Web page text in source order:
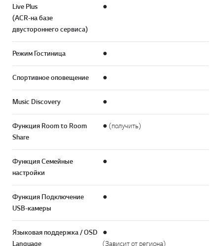
Live Plus
(ACR-на базе
двустороннего сервиса)
●
Режим Гостиница ●
Спортивное оповещение ●
Music Discovery ●
Функция Room to Room
Share
● (получить)
Функция Семейные
настройки
●
Функция Подключение
USB-камеры
●
Языковая поддержка / OSD
Language
●
(Зависит от региона)